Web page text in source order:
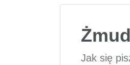
Jak się